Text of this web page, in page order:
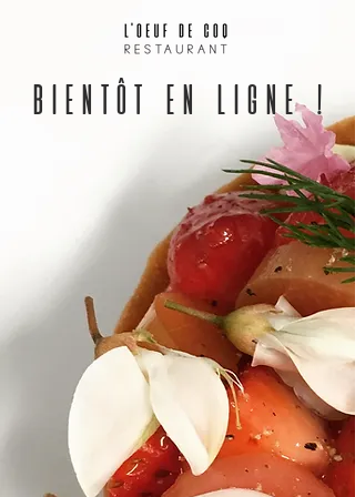
BIENTÔT EN LIGNE !